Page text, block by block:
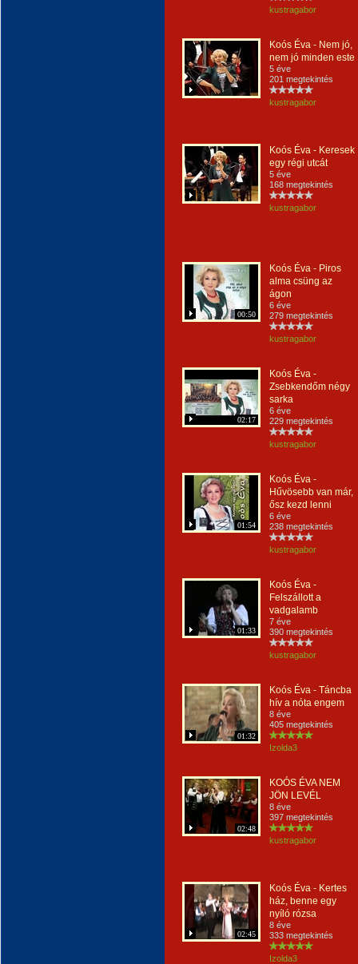
kustragabor
Koós Éva - Nem jó,
nem jó minden este
5 éve
201 megtekintés
kustragabor
Koós Éva - Keresek
egy régi utcát
5 éve
168 megtekintés
kustragabor
00:50
Koós Éva - Piros
alma csüng az
ágon
6 éve
279 megtekintés
kustragabor
02:17
Koós Éva -
Zsebkendőm négy
sarka
6 éve
229 megtekintés
kustragabor
01:54
Koós Éva -
Hűvösebb van már,
ősz kezd lenni
6 éve
238 megtekintés
kustragabor
01:33
Koós Éva -
Felszállott a
vadgalamb
7 éve
390 megtekintés
kustragabor
01:32
Koós Éva - Táncba
hív a nóta engem
8 éve
405 megtekintés
Izolda3
02:48
KOÓS ÉVA NEM
JÖN LEVÉL
8 éve
397 megtekintés
kustragabor
02:45
Koós Éva - Kertes
ház, benne egy
nyíló rózsa
8 éve
333 megtekintés
Izolda3